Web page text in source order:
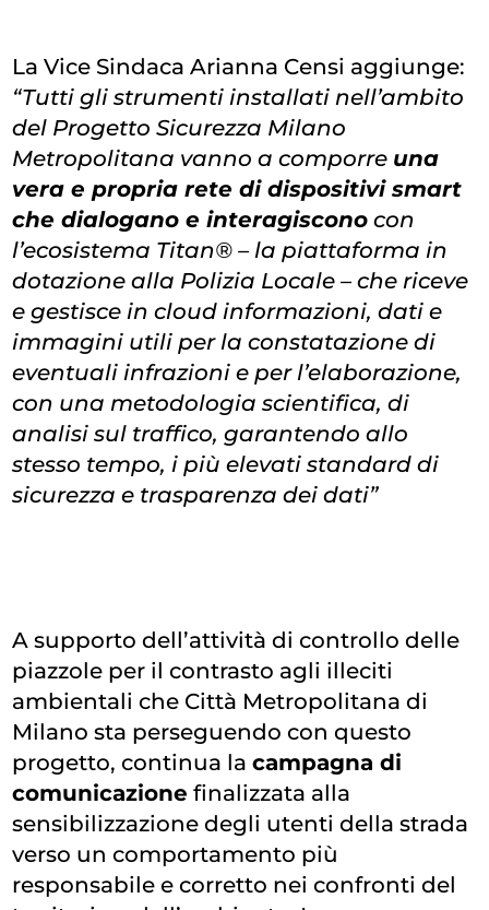
La Vice Sindaca Arianna Censi aggiunge:
“Tutti gli strumenti installati nell’ambito
del Progetto Sicurezza Milano
Metropolitana vanno a comporre una
vera e propria rete di dispositivi smart
che dialogano e interagiscono con
l’ecosistema Titan® – la piattaforma in
dotazione alla Polizia Locale – che riceve
e gestisce in cloud informazioni, dati e
immagini utili per la constatazione di
eventuali infrazioni e per l’elaborazione,
con una metodologia scientifica, di
analisi sul traffico, garantendo allo
stesso tempo, i più elevati standard di
sicurezza e trasparenza dei dati”
A supporto dell’attività di controllo delle
piazzole per il contrasto agli illeciti
ambientali che Città Metropolitana di
Milano sta perseguendo con questo
progetto, continua lacampagna di
comunicazione finalizzata alla
sensibilizzazione degli utenti della strada
verso un comportamento più
responsabile e corretto nei confronti del